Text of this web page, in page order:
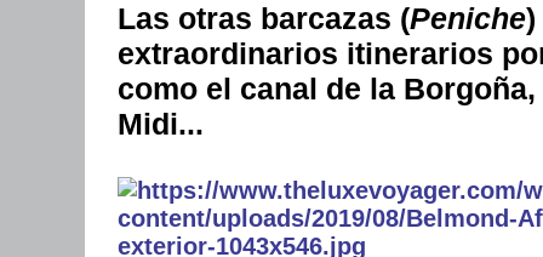
Las otras barcazas (Peniche)
extraordinarios itinerarios
como el canal de la
Midi...